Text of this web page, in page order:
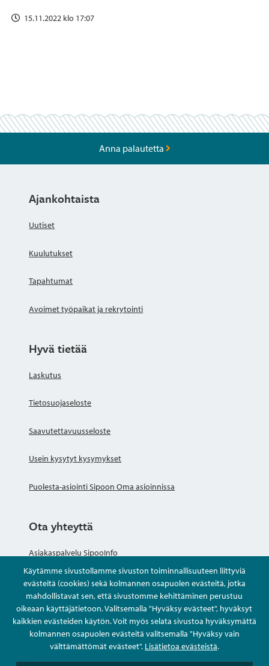
15.11.2022 klo 17:07
Käytämme sivustollamme sivuston toiminnallisuuteen liittyviä
evästeitä (cookies) sekä kolmannen osapuolen evästeitä, jotka
mahdollistavat sen, että sivustomme kehittäminen perustuu
oikeaan käyttäjätietoon. Valitsemalla "Hyväksy evästeet", hyväksyt
kaikkien evästeiden käytön. Voit myös selata sivustoa hyväksymättä
kolmannen osapuolen evästeitä valitsemalla "Hyväksy vain
välttämättömät evästeet". Lisätietoa evästeistä.
Anna palautetta
Ajankohtaista
Uutiset
Kuulutukset
Tapahtumat
Avoimet työpaikat ja rekrytointi
Hyvä tietää
Laskutus
Tietosuojaseloste
Saavutettavuusseloste
Usein kysytyt kysymykset
Puolesta-asiointi Sipoon Oma asioinnissa
Ota yhteyttä
Asiakaspalvelu SipooInfo
Anna palautetta nimettömästi
Kysy tai asioi
Yhteystiedot